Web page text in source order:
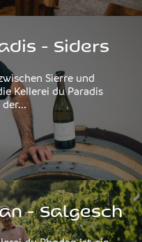
- Siders
Sierre und
Kellerei du Paradis
- Salgesch